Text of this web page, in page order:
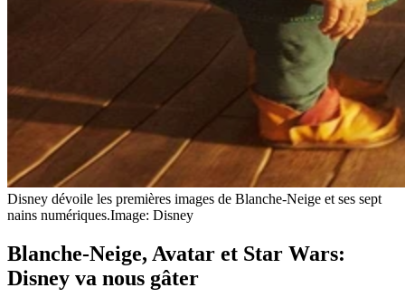
Disney dévoile les premières images de Blanche-Neige et ses sept
nains numériques.Image: Disney
Blanche-Neige, Avatar et Star Wars:
Disney va nous gâter